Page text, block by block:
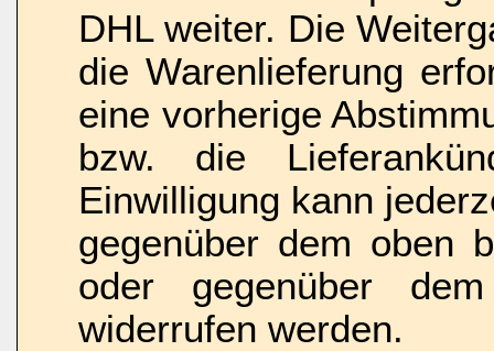
DHL weiter. Die
die Warenlieferung
eine vorherige
bzw. die
Einwilligung kann
gegenüber dem oben
oder gegenüber
widerrufen werden.